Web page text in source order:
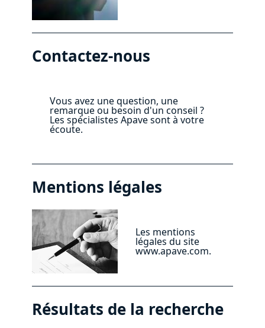
Contactez-nous
Vous avez une question, une
remarque ou besoin d'un conseil ?
Les spécialistes Apave sont à votre
écoute.
Mentions légales
Les mentions
légales du site
www.apave.com.
Résultats de la recherche